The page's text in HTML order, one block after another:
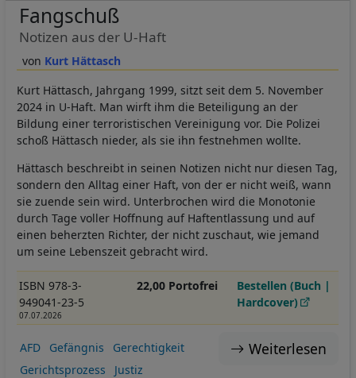
Kurt Hättasch
Fangschuß
Notizen aus der U-Haft
Kurt Hättasch, Jahrgang 1999, sitzt seit dem 5. November
2024 in U-Haft. Man wirft ihm die Beteiligung an der
Bildung einer terroristischen Vereinigung vor. Die Polizei
schoß Hättasch nieder, als sie ihn festnehmen wollte.
Hättasch beschreibt in seinen Notizen nicht nur diesen Tag,
sondern den Alltag einer Haft, von der er nicht weiß, wann
sie zuende sein wird. Unterbrochen wird die Monotonie
durch Tage voller Hoffnung auf Haftentlassung und auf
einen beherzten Richter, der nicht zuschaut, wie jemand
um seine Lebenszeit gebracht wird.
ISBN 978-3-
949041-23-5
07.07.2026
22,00 Portofrei
Bestellen (Buch |
Hardcover)
Weiterlesen
AFD Gefängnis
Gerechtigkeit
Gerichtsprozess
Justiz